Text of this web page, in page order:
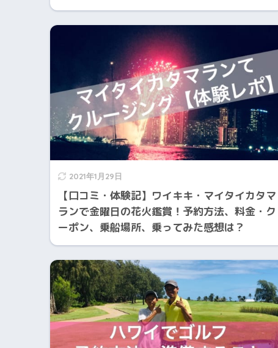
2021年1月29日
【口コミ・体験記】ワイキキ・マイタイカタマ
ランで金曜日の花火鑑賞！予約方法、料金・ク
ーポン、乗船場所、乗ってみた感想は？